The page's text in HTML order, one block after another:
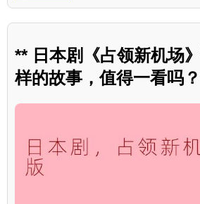
** 日本剧《占领新机场
样的故事，值得一看吗